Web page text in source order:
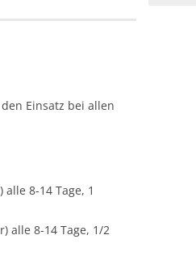
Einsatz bei allen
8-14 Tage, 1
alle 8-14 Tage, 1/2